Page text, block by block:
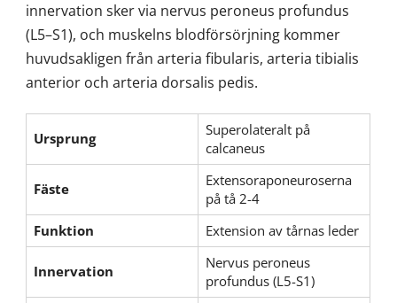
innervation sker via nervus peroneus profundus
(L5–S1), och muskelns blodförsörjning kommer
huvudsakligen från arteria fibularis, arteria tibialis
anterior och arteria dorsalis pedis.
Ursprung
Superolateralt på
calcaneus
Fäste
Extensoraponeuroserna
på tå 2-4
Funktion
Extension av tårnas leder
Innervation
Nervus peroneus
profundus (L5-S1)